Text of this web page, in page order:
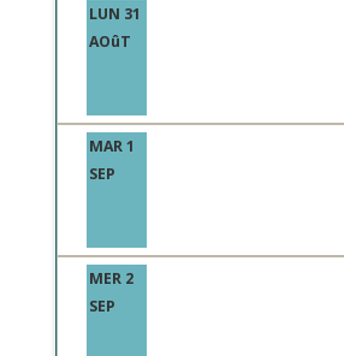
LUN 31
AOûT
MAR 1
SEP
MER 2
SEP